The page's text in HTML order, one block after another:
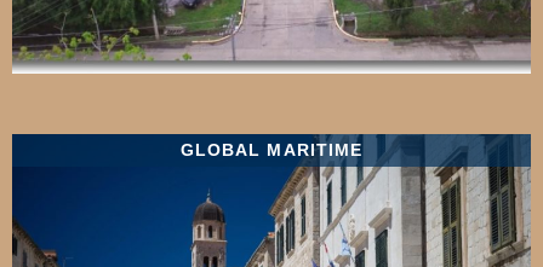
GLOBAL MARITIME